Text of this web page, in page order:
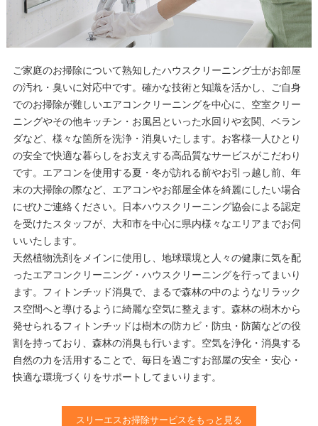
ご家庭のお掃除について熟知したハウスクリーニング士がお部屋
の汚れ・臭いに対応中です。確かな技術と知識を活かし、ご自身
でのお掃除が難しいエアコンクリーニングを中心に、空室クリー
ニングやその他キッチン・お風呂といった水回りや玄関、ベラン
ダなど、様々な箇所を洗浄・消臭いたします。お客様一人ひとり
の安全で快適な暮らしをお支えする高品質なサービスがこだわり
です。エアコンを使用する夏・冬が訪れる前やお引っ越し前、年
末の大掃除の際など、エアコンやお部屋全体を綺麗にしたい場合
にぜひご連絡ください。日本ハウスクリーニング協会による認定
を受けたスタッフが、大和市を中心に県内様々なエリアまでお伺
いいたします。
天然植物洗剤をメインに使用し、地球環境と人々の健康に気を配
ったエアコンクリーニング・ハウスクリーニングを行ってまいり
ます。フィトンチッド消臭で、まるで森林の中のようなリラック
ス空間へと導けるように綺麗な空気に整えます。森林の樹木から
発せられるフィトンチッドは樹木の防カビ・防虫・防菌などの役
割を持っており、森林の消臭も行います。空気を浄化・消臭する
自然の力を活用することで、毎日を過ごすお部屋の安全・安心・
快適な環境づくりをサポートしてまいります。
スリーエスお掃除サービスをもっと見る